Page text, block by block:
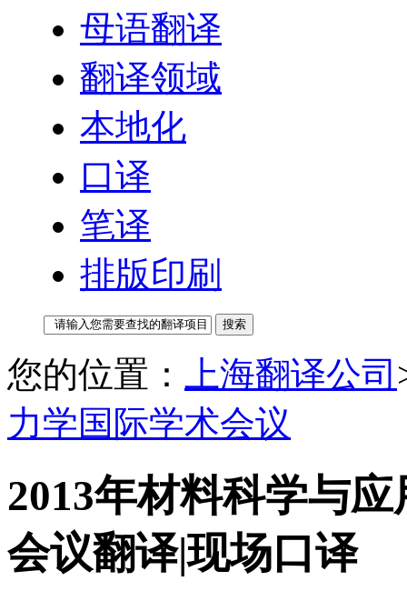
母语翻译
翻译领域
本地化
口译
笔译
排版印刷
您的位置： 上海翻译公司
力学国际学术会议
2013年材料科学与
会议翻译|现场口译